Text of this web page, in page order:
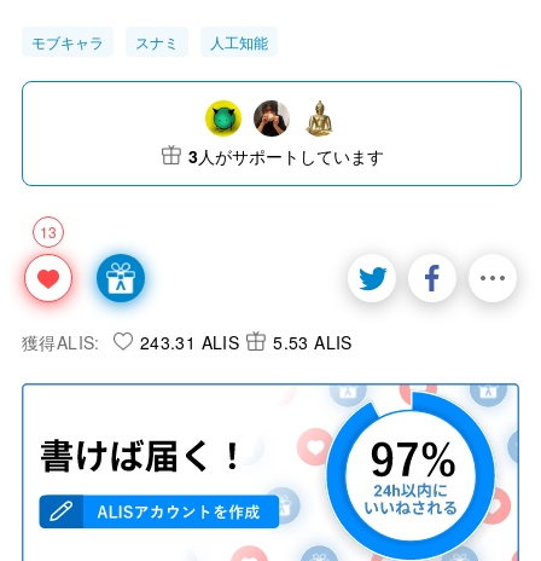
モブキャラ スナミ 人工知能
13
3人がサポートしています
獲得ALIS: 243.31 ALIS 5.53 ALIS